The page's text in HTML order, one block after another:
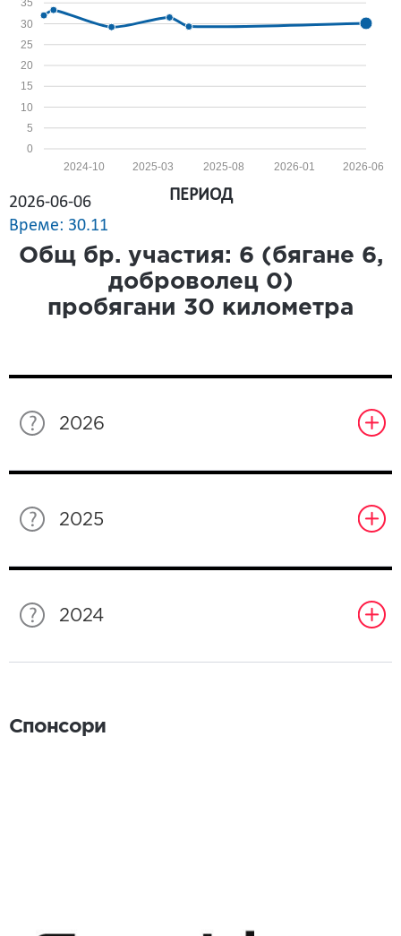
0
5
10
15
20
25
30
35
2026-06
2026-01
2025-08
2025-03
2024-10
2026-06-06
Време: 30.11
ПЕРИОД
Общ бр. участия: 6 (бягане 6,
доброволец 0)
пробягани 30 километра
2026
2025
2024
Спонсори